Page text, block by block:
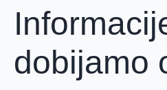
dobijamo